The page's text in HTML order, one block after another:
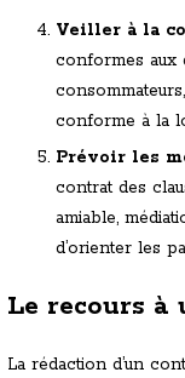
Veiller à la
conformes aux
conforme à la
Prévoir les
contrat des
amiable,
d’orienter les
Le recours
La rédaction d’un